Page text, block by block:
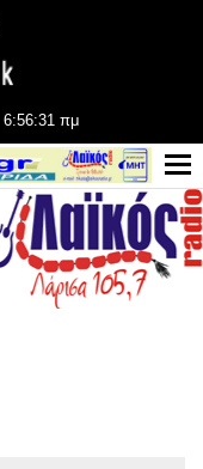
6:56:32 πμ